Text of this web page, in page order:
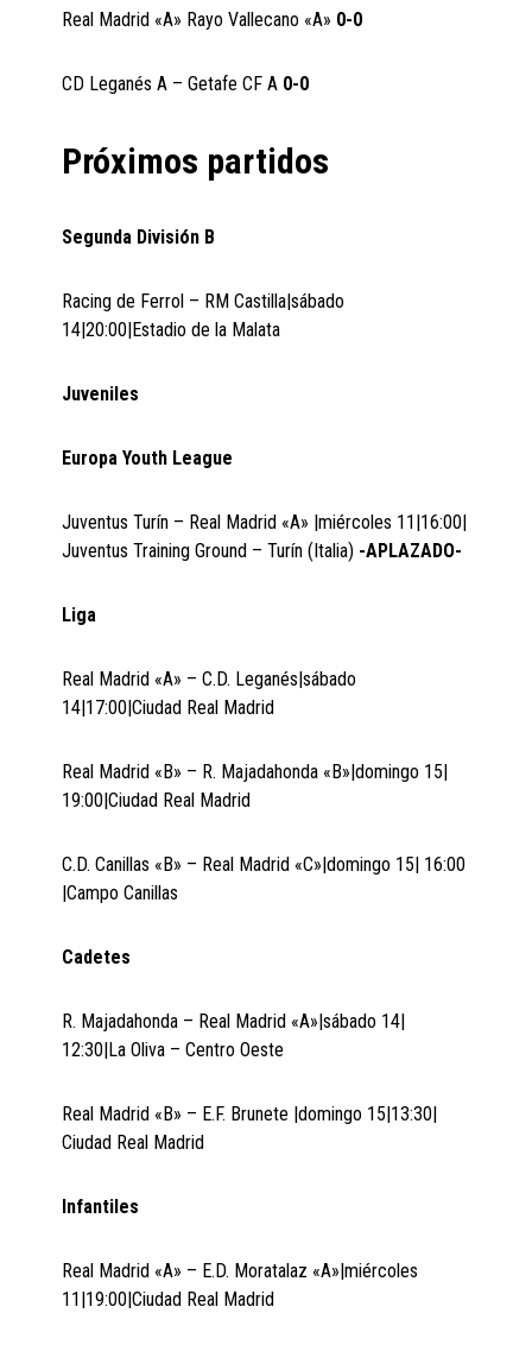
Real Madrid «A» Rayo Vallecano «A» 0-0
CD Leganés A – Getafe CF A 0-0
Próximos partidos
Segunda División B
Racing de Ferrol – RM Castilla|sábado
14|20:00|Estadio de la Malata
Juveniles
Europa Youth League
Juventus Turín – Real Madrid «A» |miércoles 11|16:00|
Juventus Training Ground – Turín (Italia) -APLAZADO-
Liga
Real Madrid «A» – C.D. Leganés|sábado
14|17:00|Ciudad Real Madrid
Real Madrid «B» – R. Majadahonda «B»|domingo 15|
19:00|Ciudad Real Madrid
C.D. Canillas «B» – Real Madrid «C»|domingo 15| 16:00
|Campo Canillas
Cadetes
R. Majadahonda – Real Madrid «A»|sábado 14|
12:30|La Oliva – Centro Oeste
Real Madrid «B» – E.F. Brunete |domingo 15|13:30|
Ciudad Real Madrid
Infantiles
Real Madrid «A» – E.D. Moratalaz «A»|miércoles
11|19:00|Ciudad Real Madrid